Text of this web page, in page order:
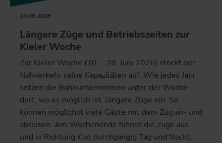
10.06.2026
Längere Züge und Betriebszeiten zur
Kieler Woche
Zur Kieler Woche (20. - 28. Juni 2026) stockt der
Nahverkehr seine Kapazitäten auf. Wie jedes Jahr
setzen die Bahnunternehmen unter der Woche
dort, wo es möglich ist, längere Züge ein. So
können möglichst viele Gäste mit dem Zug an- und
abreisen. Am Wochenende fahren die Züge aus
und in Richtung Kiel durchgängig Tag und Nacht,